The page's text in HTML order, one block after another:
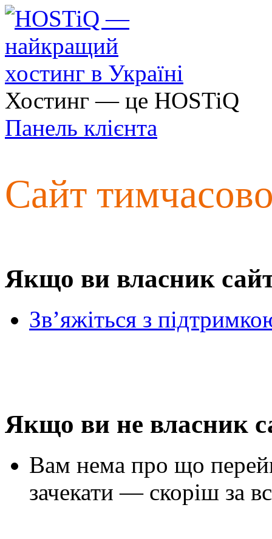
Хостинг — це HOSTiQ
Панель клієнта
Сайт
Якщо ви власник
Зв’яжіться з
Якщо ви не власник
Вам нема про що
зачекати — скоріш за